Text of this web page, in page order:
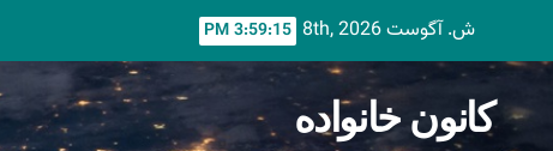
ش. آگوست 8th, 2026 3:59:16 PM
کانون خانواده